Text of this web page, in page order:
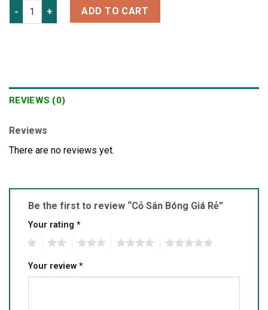
Cỏ Sân Bóng Giá Rẻ quantity
ADD TO CART
REVIEWS (0)
Reviews
There are no reviews yet.
Be the first to review “Cỏ Sân Bóng Giá Rẻ”
Your rating *
Your review *